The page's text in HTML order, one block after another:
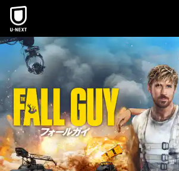
本文へスキップ